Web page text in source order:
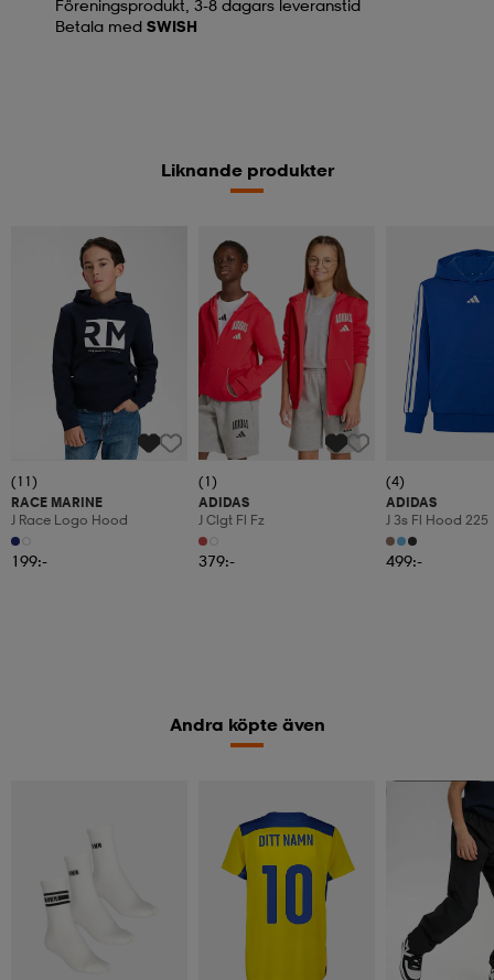
Föreningsprodukt, 3-8 dagars leveranstid
Betala med SWISH
Liknande produkter
(11)
RACE MARINE
J Race Logo Hood
199:-
(1)
ADIDAS
J Clgt Fl Fz
379:-
(4)
ADIDAS
J 3s Fl Hood 225
499:-
Andra köpte även
Kampanj -25%